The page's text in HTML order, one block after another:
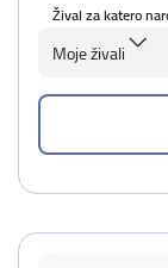
Žival za katero
Moje živali